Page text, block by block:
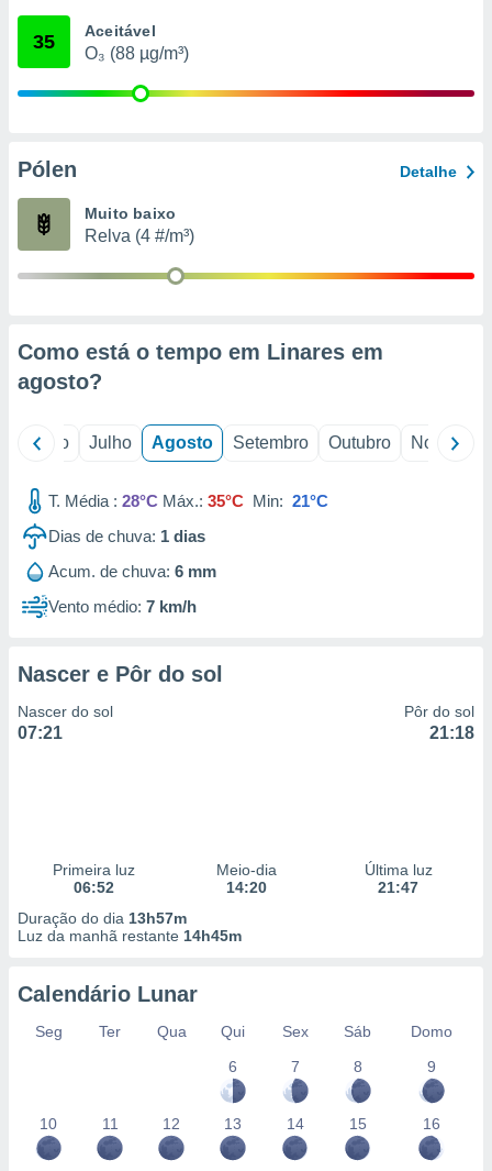
através
estudos
1199
35 Aceitável
O₃ (88 µg/m³)
Pólen Detalhe
Muito baixo
Relva (4 #/m³)
Como está o tempo em Linares em
agosto?
Junho Julho Agosto Setembro Outubro Novembro
T. Média : 28°C Máx.: 35°C Min: 21°C
Dias de chuva: 1 dias
Acum. de chuva: 6 mm
Vento médio: 7 km/h
Nascer e Pôr do sol
Nascer do sol
07:21
Pôr do sol
21:18
Primeira luz
06:52
Meio-dia
14:20
Última luz
21:47
Duração do dia 13h57m
Luz da manhã restante 14h45m
Calendário Lunar
Seg Ter Qua Qui Sex Sáb
Domo
6
7 8 9
10 11 12 13 14 15 16